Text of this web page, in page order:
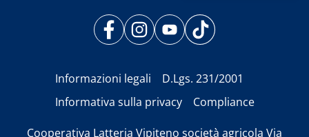
Informazioni legali
D.Lgs. 231/2001
Informativa sulla privacy
Compliance
Cooperativa Latteria Vipiteno società agricola Via